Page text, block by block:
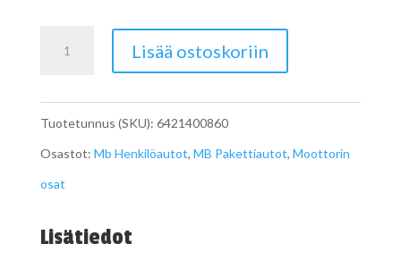
A6421400860
määrä
Lisää ostoskoriin
Tuotetunnus (SKU): 6421400860
Osastot: Mb Henkilöautot, MB Pakettiautot, Moottorin
osat
Lisätiedot